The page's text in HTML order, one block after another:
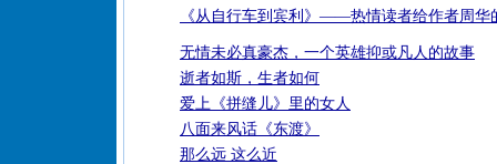
《从自行车到宾利》——热情读者给作者周华
无情未必真豪杰，一个英雄抑或凡人的故事
逝者如斯，生者如何
爱上《拼缝儿》里的女人
八面来风话《东渡》
那么远 这么近